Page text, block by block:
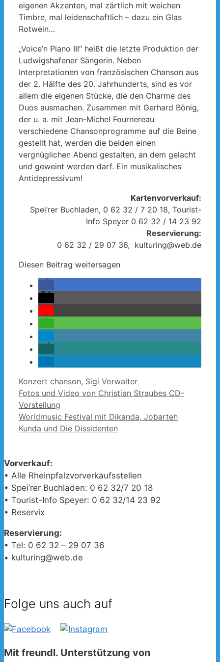
eigenen Akzenten, mal zärtlich mit weichen
Timbre, mal leidenschaftlich – dazu ein Glas
Rotwein…
„Voice’n Piano III“ heißt die letzte Produktion der
Ludwigshafener Sängerin. Neben
Interpretationen von französischen Chanson aus
der 2. Hälfte des 20. Jahrhunderts, sind es vor
allem die eigenen Stücke, die den Charme des
Duos ausmachen. Zusammen mit Gerhard Bönig,
der u. a. mit Jean-Michel Fournereau
verschiedene Chansonprogramme auf die Beine
gestellt hat, werden die beiden einen
vergnüglichen Abend gestalten, an dem gelacht
und geweint werden darf. Ein musikalisches
Antidepressivum!
Kartenvorverkauf:
Spei’rer Buchladen, 0 62 32 / 7 20 18, Tourist-
Info Speyer 0 62 32 / 14 23 92
Reservierung:
0 62 32 / 29 07 36, kulturing@web.de
Diesen Beitrag weitersagen
Kategorien
Konzert Schlagwörter
chanson, Sigi Vorwalter
Fotos und Video von Christian Straubes CD-
Vorstellung
Worldmusic Festival mit Dikanda, Jobarteh
Kunda und Die Dissidenten
Vorverkauf:
• Alle Rheinpfalzvorverkaufsstellen
• Spei’rer Buchladen: 0 62 32/7 20 18
• Tourist-Info Speyer: 0 62 32/14 23 92
• Reservix
Reservierung:
• Tel: 0 62 32 – 29 07 36
• kulturing@web.de
Folge uns auch auf
Mit freundl. Unterstützung von